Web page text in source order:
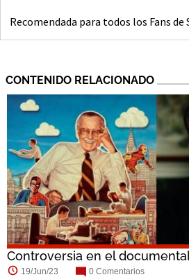
Recomendada para todos los Fans de
CONTENIDO RELACIONADO
Controversia en el
19/Jun/23 0 Comentarios